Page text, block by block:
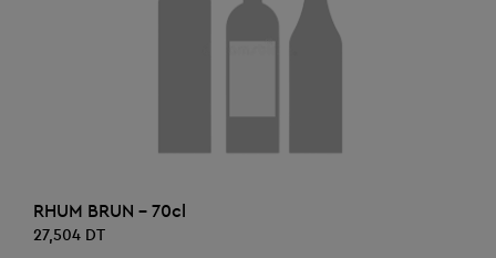
RHUM BRUN - 70cl
27,504 DT